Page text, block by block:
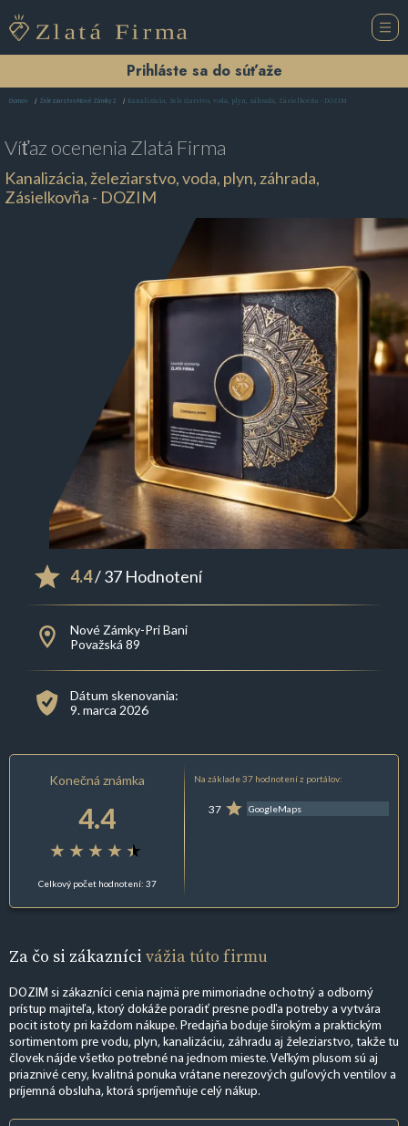
Prihláste sa do súťaže
Domov Železiarstvo Nové Zámky 2 Kanalizácia, železiarstvo, voda, plyn, záhrada, Zásielkovňa - DOZIM
Víťaz ocenenia Zlatá Firma
Kanalizácia, železiarstvo, voda, plyn, záhrada,
Zásielkovňa - DOZIM
4.4/ 37 Hodnotení
Nové Zámky-Pri Bani
Považská 89
Dátum skenovania:
9. marca 2026
Konečná známka
4.4
Celkový počet hodnotení: 37
Na základe 37 hodnotení z portálov:
37 GoogleMaps
Za čo si zákazníci vážia túto firmu
DOZIM si zákazníci cenia najmä pre mimoriadne ochotný a odborný
prístup majiteľa, ktorý dokáže poradiť presne podľa potreby a vytvára
pocit istoty pri každom nákupe. Predajňa boduje širokým a praktickým
sortimentom pre vodu, plyn, kanalizáciu, záhradu aj železiarstvo, takže tu
človek nájde všetko potrebné na jednom mieste. Veľkým plusom sú aj
priaznivé ceny, kvalitná ponuka vrátane nerezových guľových ventilov a
príjemná obsluha, ktorá spríjemňuje celý nákup.